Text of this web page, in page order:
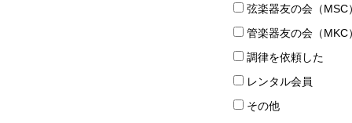
弦楽器友の会（MSC
管楽器友の会（MKC
調律を依頼した
レンタル会員
その他